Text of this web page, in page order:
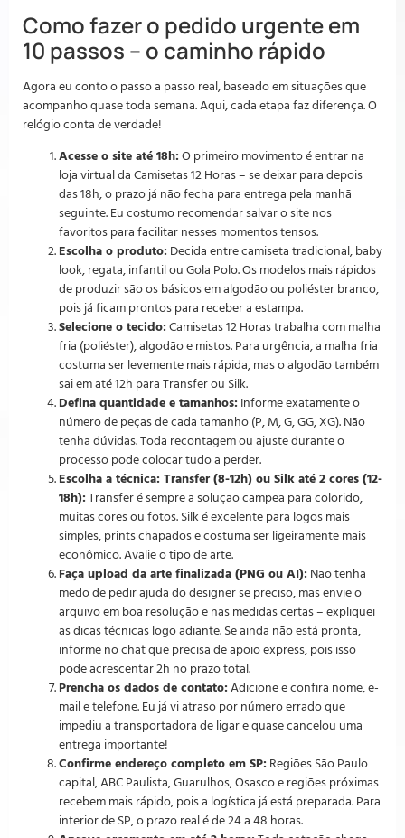
Como fazer o pedido urgente em
10 passos – o caminho rápido
Agora eu conto o passo a passo real, baseado em situações que
acompanho quase toda semana. Aqui, cada etapa faz diferença. O
relógio conta de verdade!
Acesse o site até 18h: O primeiro movimento é entrar na
loja virtual da Camisetas 12 Horas – se deixar para depois
das 18h, o prazo já não fecha para entrega pela manhã
seguinte. Eu costumo recomendar salvar o site nos
favoritos para facilitar nesses momentos tensos.
Escolha o produto: Decida entre camiseta tradicional, baby
look, regata, infantil ou Gola Polo. Os modelos mais rápidos
de produzir são os básicos em algodão ou poliéster branco,
pois já ficam prontos para receber a estampa.
Selecione o tecido: Camisetas 12 Horas trabalha com malha
fria (poliéster), algodão e mistos. Para urgência, a malha fria
costuma ser levemente mais rápida, mas o algodão também
sai em até 12h para Transfer ou Silk.
Defina quantidade e tamanhos: Informe exatamente o
número de peças de cada tamanho (P, M, G, GG, XG). Não
tenha dúvidas. Toda recontagem ou ajuste durante o
processo pode colocar tudo a perder.
Escolha a técnica: Transfer (8-12h) ou Silk até 2 cores (12-
18h): Transfer é sempre a solução campeã para colorido,
muitas cores ou fotos. Silk é excelente para logos mais
simples, prints chapados e costuma ser ligeiramente mais
econômico. Avalie o tipo de arte.
Faça upload da arte finalizada (PNG ou AI): Não tenha
medo de pedir ajuda do designer se preciso, mas envie o
arquivo em boa resolução e nas medidas certas – expliquei
as dicas técnicas logo adiante. Se ainda não está pronta,
informe no chat que precisa de apoio express, pois isso
pode acrescentar 2h no prazo total.
Prencha os dados de contato: Adicione e confira nome, e-
mail e telefone. Eu já vi atraso por número errado que
impediu a transportadora de ligar e quase cancelou uma
entrega importante!
Confirme endereço completo em SP: Regiões São Paulo
capital, ABC Paulista, Guarulhos, Osasco e regiões próximas
recebem mais rápido, pois a logística já está preparada. Para
interior de SP, o prazo real é de 24 a 48 horas.